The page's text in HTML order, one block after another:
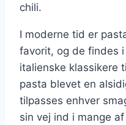
chili.
I moderne tid er
favorit, og de findes
italienske klassikere
pasta blevet en
tilpasses enhver
sin vej ind i mange